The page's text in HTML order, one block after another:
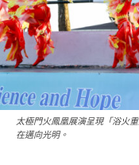
太極門火鳳凰展演呈現「浴火
在邁向光明。